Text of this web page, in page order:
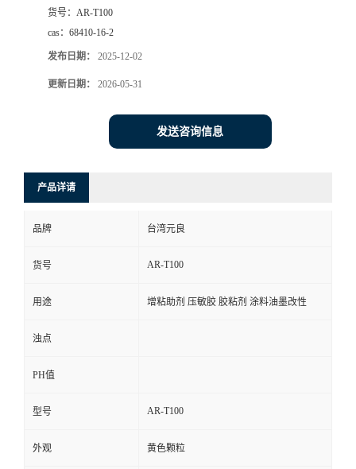
货号： AR-T100
cas： 68410-16-2
发布日期： 2025-12-02
更新日期： 2026-05-31
发送咨询信息
产品详请
品牌 台湾元良
货号 AR-T100
用途 增粘助剂 压敏胶 胶粘剂 涂料油墨改性
浊点
PH值
型号 AR-T100
外观 黄色颗粒